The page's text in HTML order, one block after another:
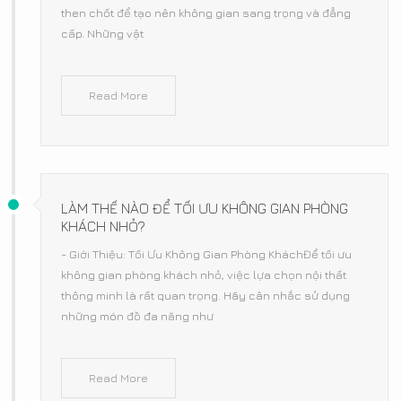
then chốt để tạo nên không gian sang trọng và đẳng
cấp. Những vật
Read More
LÀM THẾ NÀO ĐỂ TỐI ƯU KHÔNG GIAN PHÒNG
KHÁCH NHỎ?
- Giới Thiệu: Tối Ưu Không Gian Phòng KháchĐể tối ưu
không gian phòng khách nhỏ, việc lựa chọn nội thất
thông minh là rất quan trọng. Hãy cân nhắc sử dụng
những món đồ đa năng như
Read More